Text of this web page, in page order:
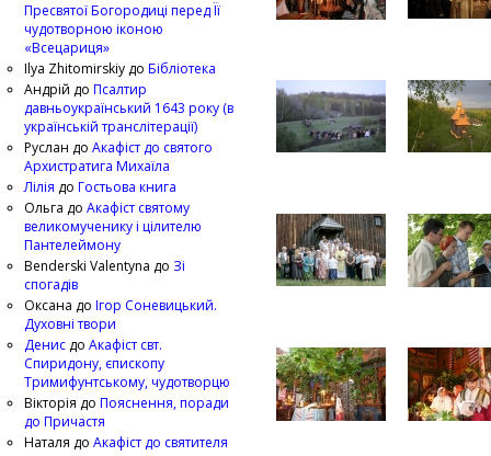
Пресвятої Богородиці перед Її
чудотворною іконою
«Всецариця»
Ilya Zhitomirskiy до Бібліотека
Андрій до Псалтир
давньоукраїнський 1643 року (в
українській транслітерації)
Руслан до Акафіст до святого
Архистратига Михаїла
Лілія до Гостьова книга
Ольга до Акафіст святому
великомученику і цілителю
Пантелеймону
Benderski Valentyna до Зі
спогадів
Оксана до Ігор Соневицький.
Духовні твори
Денис до Акафіст свт.
Спиридону, єпископу
Тримифунтському, чудотворцю
Вікторія до Пояснення, поради
до Причастя
Наталя до Акафіст до святителя